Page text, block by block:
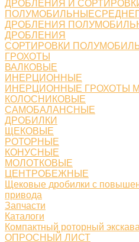
ДРОБЛЕНИЯ И
ДРОБЛЕНИЯ
ДРОБЛЕНИЯ
СОРТИРОВКИ
ГРОХОТЫ
ВАЛКОВЫЕ
ИНЕРЦИОННЫЕ
ИНЕРЦИОННЫЕ ГРОХОТЫ
КОЛОСНИКОВЫЕ
САМОБАЛАНСНЫЕ
ДРОБИЛКИ
ЩЕКОВЫЕ
РОТОРНЫЕ
КОНУСНЫЕ
МОЛОТКОВЫЕ
ЦЕНТРОБЕЖНЫЕ
Щековые дробилки с
привода
Запчасти
Каталоги
Компактный роторный
ОПРОСНЫЙ ЛИСТ